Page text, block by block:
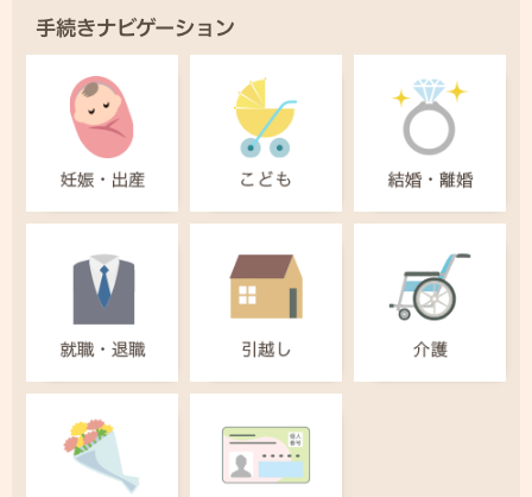
手続きナビゲーション